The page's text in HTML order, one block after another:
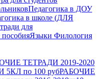
Педагогика в ДОУ
в школе (ДЛЯ
для
Языки Филология
ТЕТРАДИ 2019-2020
по 100 рубРАБОЧИЕ